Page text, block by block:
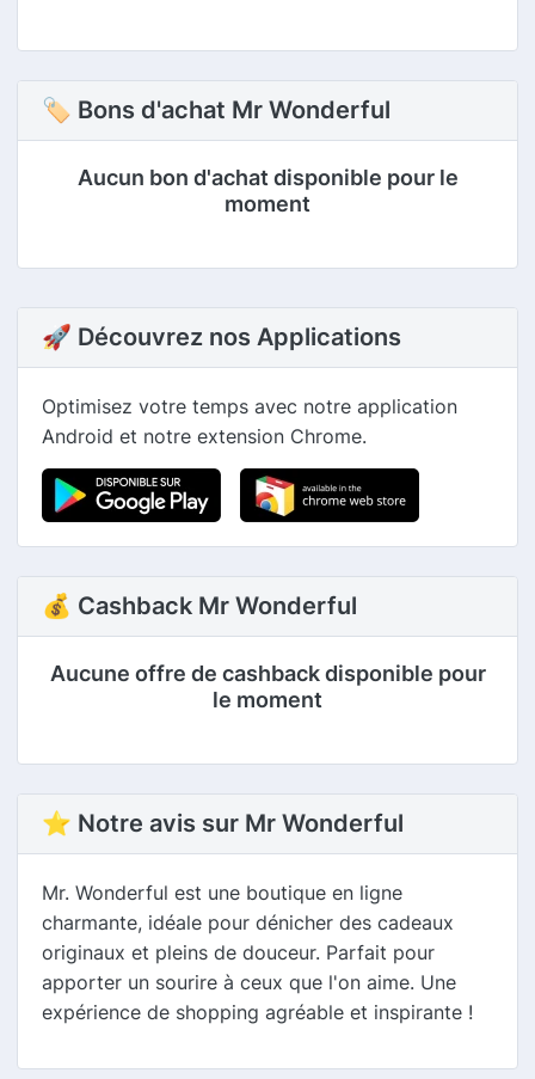
🏷 Bons d'achat Mr Wonderful
Aucun bon d'achat disponible pour le
moment
🚀 Découvrez nos Applications
Optimisez votre temps avec notre application
Android et notre extension Chrome.
💰 Cashback Mr Wonderful
Aucune offre de cashback disponible pour
le moment
⭐ Notre avis sur Mr Wonderful
Mr. Wonderful est une boutique en ligne
charmante, idéale pour dénicher des cadeaux
originaux et pleins de douceur. Parfait pour
apporter un sourire à ceux que l'on aime. Une
expérience de shopping agréable et inspirante !